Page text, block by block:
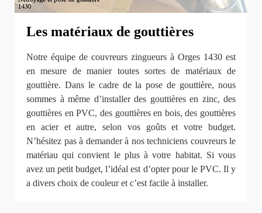
Les matériaux de gouttières
Notre équipe de couvreurs zingueurs à Orges 1430 est
en mesure de manier toutes sortes de matériaux de
gouttière. Dans le cadre de la pose de gouttière, nous
sommes à même d’installer des gouttières en zinc, des
gouttières en PVC, des gouttières en bois, des gouttières
en acier et autre, selon vos goûts et votre budget.
N’hésitez pas à demander à nos techniciens couvreurs le
matériau qui convient le plus à votre habitat. Si vous
avez un petit budget, l’idéal est d’opter pour le PVC. Il y
a divers choix de couleur et c’est facile à installer.